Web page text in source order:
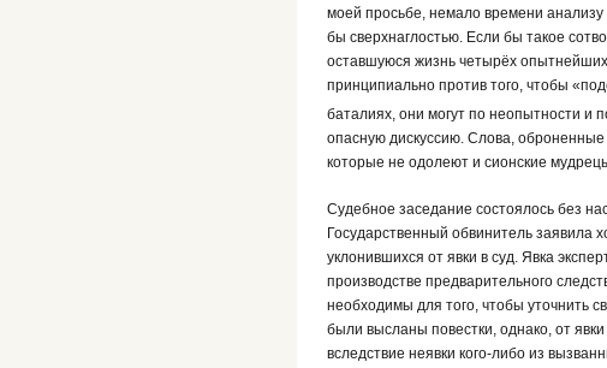
моей просьбе, немало времени анализу
бы сверхнаглостью. Если бы такое
оставшуюся жизнь четырёх опытнейших
принципиально против того, чтобы
баталиях, они могут по неопытности и
опасную дискуссию. Слова, оброненные
которые не одолеют и сионские
Судебное заседание состоялось без
Государственный обвинитель заявила
уклонившихся от явки в суд. Явка
производстве предварительного
необходимы для того, чтобы уточнить
были высланы повестки, однако, от
вследствие неявки кого-либо из